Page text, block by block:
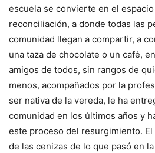
escuela se convierte en el
reconciliación, a donde todas las
comunidad llegan a compartir, a
una taza de chocolate o un café,
amigos de todos, sin rangos de
menos, acompañados por la
ser nativa de la vereda, le ha
comunidad en los últimos años y
este proceso del resurgimiento.
de las cenizas de lo que pasó en